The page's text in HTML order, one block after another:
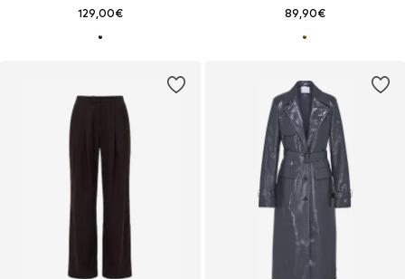
129,00€ 89,90€